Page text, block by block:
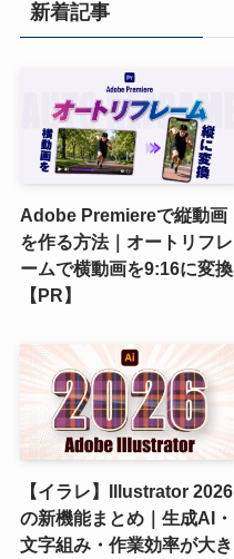
新着記事
Adobe Premiereで縦動画
を作る方法｜オートリフレ
ームで横動画を9:16に変換
【PR】
【イラレ】Illustrator 2026
の新機能まとめ｜生成AI・
文字組み・作業効率が大き